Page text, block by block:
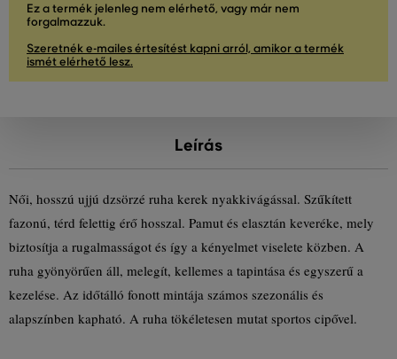
Ez a termék jelenleg nem elérhető, vagy már nem
forgalmazzuk.
Szeretnék e-mailes értesítést kapni arról, amikor a termék
ismét elérhető lesz.
Leírás
Női, hosszú ujjú dzsörzé ruha kerek nyakkivágással. Szűkített
fazonú, térd felettig érő hosszal. Pamut és elasztán keveréke, mely
biztosítja a rugalmasságot és így a kényelmet viselete közben. A
ruha gyönyörűen áll, melegít, kellemes a tapintása és egyszerű a
kezelése. Az időtálló fonott mintája számos szezonális és
alapszínben kapható. A ruha tökéletesen mutat sportos cipővel.